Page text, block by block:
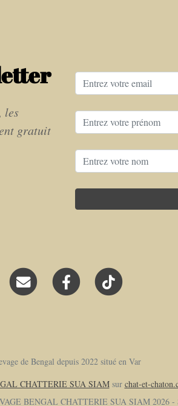
les
gratuit
de Bengal depuis 2022 situé en Var
CHATTERIE SUA SIAMsur chat-et-
BENGAL CHATTERIE SUA SIAM 2026 -